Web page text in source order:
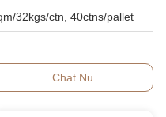
32kgs/ctn, 40ctns/pallet
Chat Nu